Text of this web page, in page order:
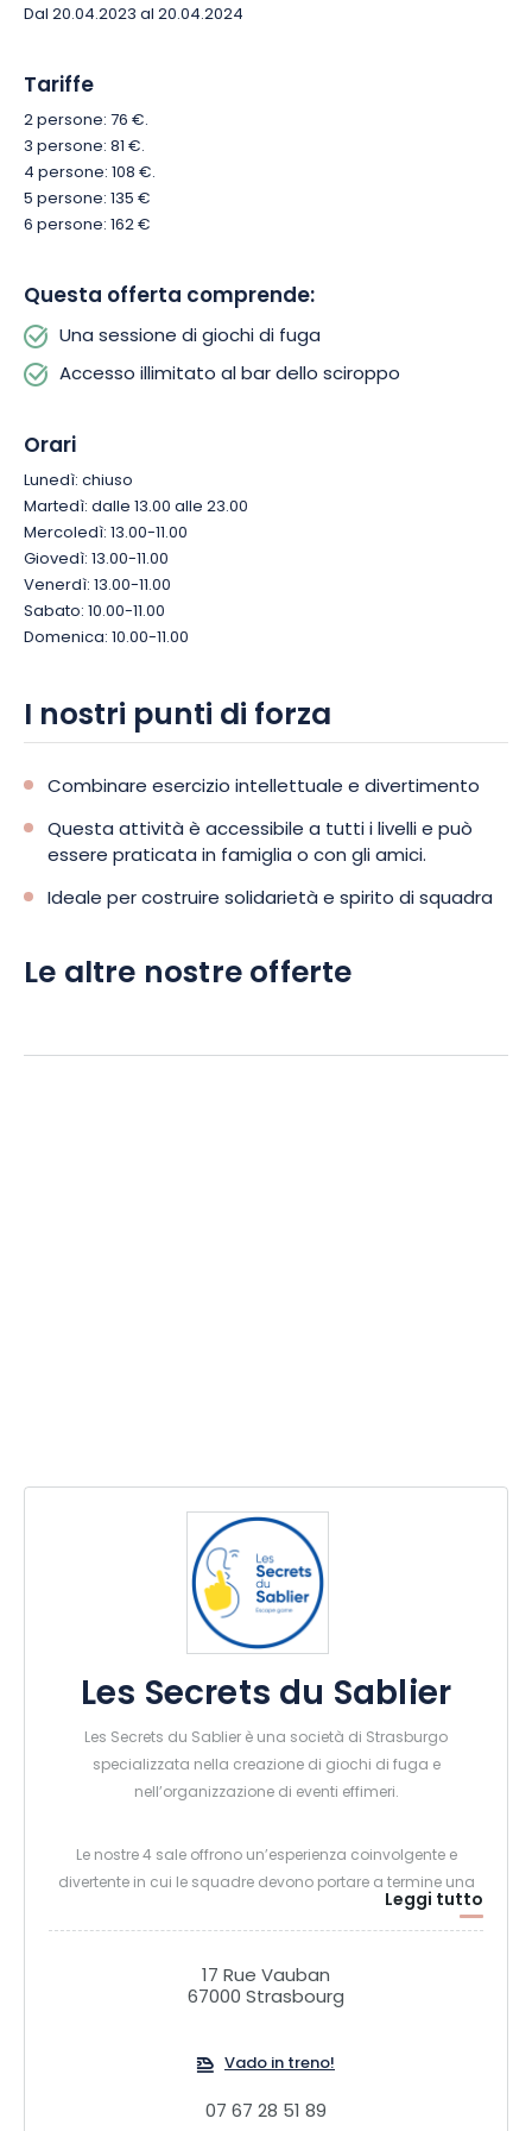
Dal 20.04.2023 al 20.04.2024
Tariffe
2 persone: 76 €.
3 persone: 81 €.
4 persone: 108 €.
5 persone: 135 €
6 persone: 162 €
Questa offerta comprende:
Una sessione di giochi di fuga
Accesso illimitato al bar dello sciroppo
Orari
Lunedì: chiuso
Martedì: dalle 13.00 alle 23.00
Mercoledì: 13.00-11.00
Giovedì: 13.00-11.00
Venerdì: 13.00-11.00
Sabato: 10.00-11.00
Domenica: 10.00-11.00
I nostri punti di forza
Combinare esercizio intellettuale e divertimento
Questa attività è accessibile a tutti i livelli e può
essere praticata in famiglia o con gli amici.
Ideale per costruire solidarietà e spirito di squadra
Le altre nostre offerte
Les Secrets du Sablier
Les Secrets du Sablier è una società di Strasburgo
specializzata nella creazione di giochi di fuga e
nell’organizzazione di eventi effimeri.
Le nostre 4 sale offrono un’esperienza coinvolgente e
divertente in cui le squadre devono portare a termine una
missione. I nostri eventi all’aperto assumono forme diverse:
cacce al tesoro, indagini all’aperto, raduni urbani o cacce
al tesoro.
esperienze originali e su misura.
Leggi tutto
17 Rue Vauban
67000 Strasbourg
Vado in treno!
07 67 28 51 89